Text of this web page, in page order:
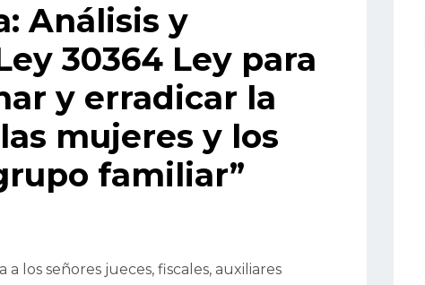
Análisis y
30364 Ley para
y erradicar la
mujeres y los
familiar”
los señores jueces, fiscales, auxiliares